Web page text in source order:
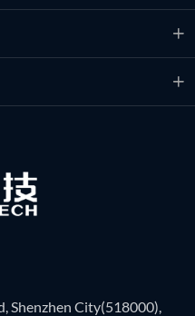


Shenzhen City(518000),